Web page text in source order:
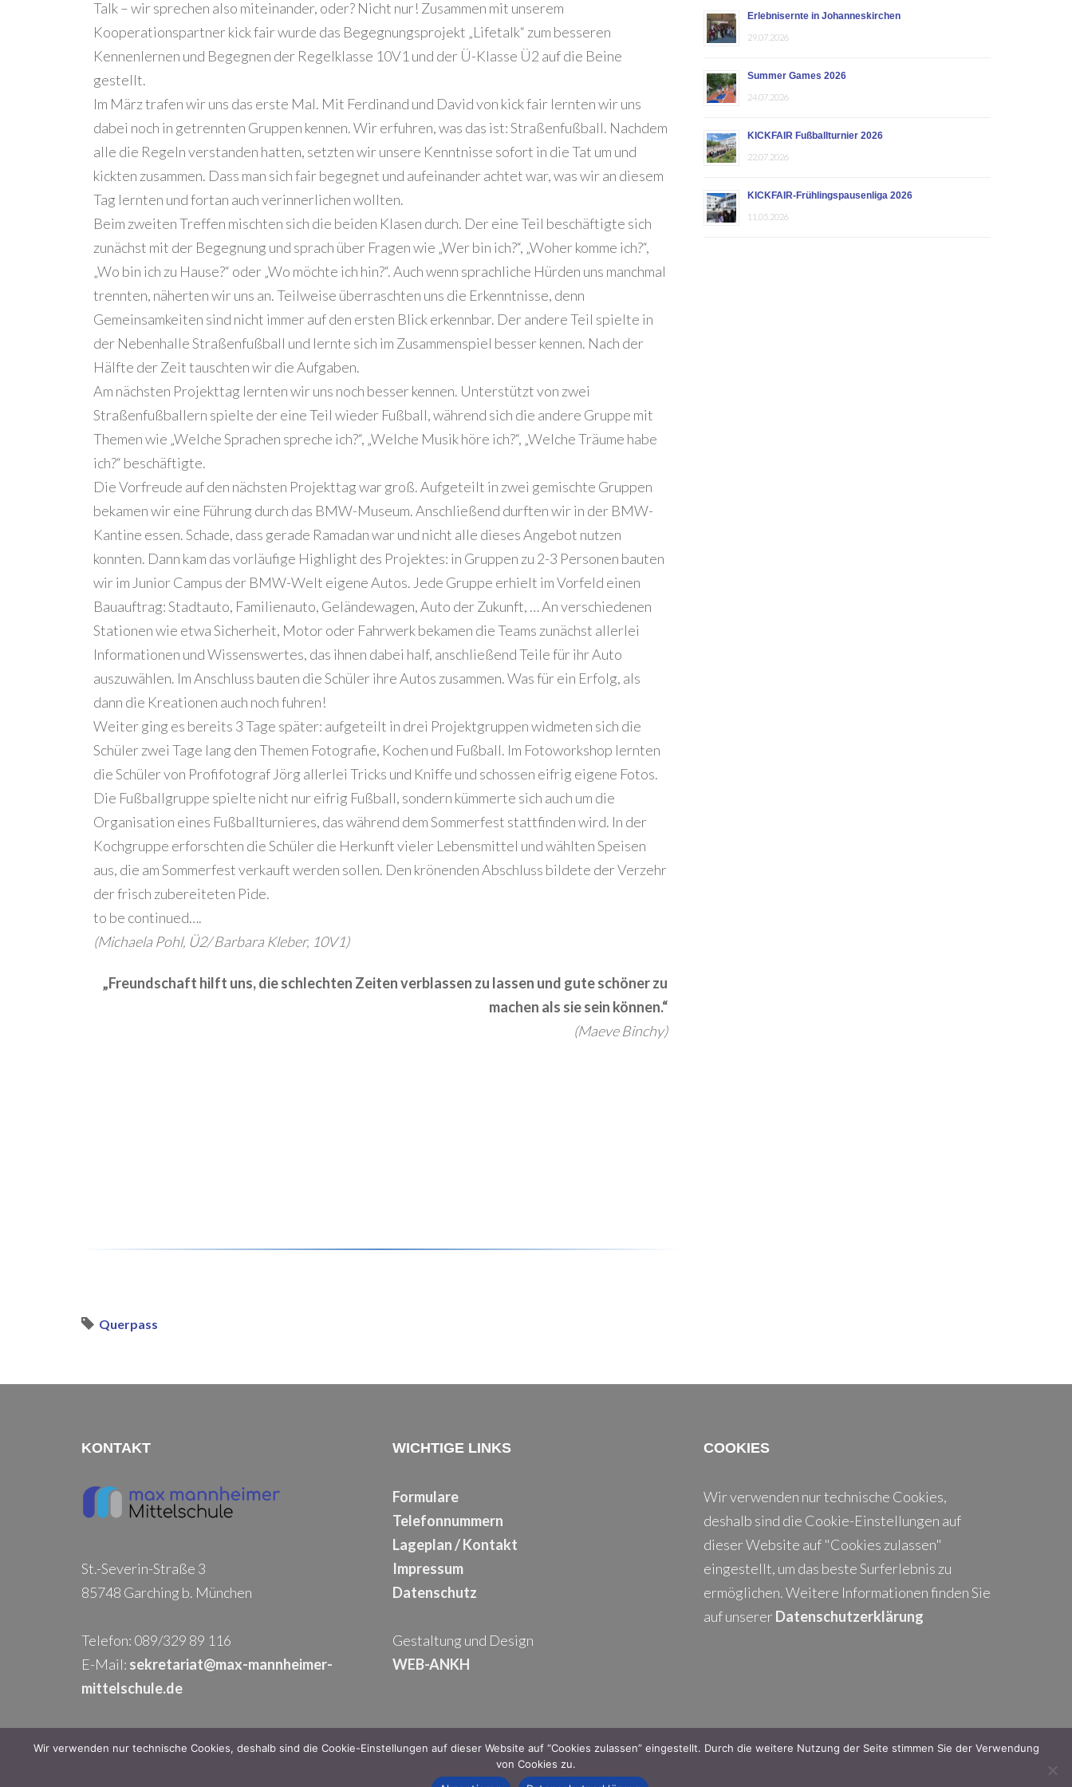
Talk – wir sprechen also miteinander, oder? Nicht nur! Zusammen mit unserem
Kooperationspartner kick fair wurde das Begegnungsprojekt „Lifetalk“ zum besseren
Kennenlernen und Begegnen der Regelklasse 10V1 und der Ü-Klasse Ü2 auf die Beine
gestellt.
Im März trafen wir uns das erste Mal. Mit Ferdinand und David von kick fair lernten wir uns
dabei noch in getrennten Gruppen kennen. Wir erfuhren, was das ist: Straßenfußball. Nachdem
alle die Regeln verstanden hatten, setzten wir unsere Kenntnisse sofort in die Tat um und
kickten zusammen. Dass man sich fair begegnet und aufeinander achtet war, was wir an diesem
Tag lernten und fortan auch verinnerlichen wollten.
Beim zweiten Treffen mischten sich die beiden Klasen durch. Der eine Teil beschäftigte sich
zunächst mit der Begegnung und sprach über Fragen wie „Wer bin ich?“, „Woher komme ich?“,
„Wo bin ich zu Hause?“ oder „Wo möchte ich hin?“. Auch wenn sprachliche Hürden uns manchmal
trennten, näherten wir uns an. Teilweise überraschten uns die Erkenntnisse, denn
Gemeinsamkeiten sind nicht immer auf den ersten Blick erkennbar. Der andere Teil spielte in
der Nebenhalle Straßenfußball und lernte sich im Zusammenspiel besser kennen. Nach der
Hälfte der Zeit tauschten wir die Aufgaben.
Am nächsten Projekttag lernten wir uns noch besser kennen. Unterstützt von zwei
Straßenfußballern spielte der eine Teil wieder Fußball, während sich die andere Gruppe mit
Themen wie „Welche Sprachen spreche ich?“, „Welche Musik höre ich?“, „Welche Träume habe
ich?“ beschäftigte.
Die Vorfreude auf den nächsten Projekttag war groß. Aufgeteilt in zwei gemischte Gruppen
bekamen wir eine Führung durch das BMW-Museum. Anschließend durften wir in der BMW-
Kantine essen. Schade, dass gerade Ramadan war und nicht alle dieses Angebot nutzen
konnten. Dann kam das vorläufige Highlight des Projektes: in Gruppen zu 2-3 Personen bauten
wir im Junior Campus der BMW-Welt eigene Autos. Jede Gruppe erhielt im Vorfeld einen
Bauauftrag: Stadtauto, Familienauto, Geländewagen, Auto der Zukunft, … An verschiedenen
Stationen wie etwa Sicherheit, Motor oder Fahrwerk bekamen die Teams zunächst allerlei
Informationen und Wissenswertes, das ihnen dabei half, anschließend Teile für ihr Auto
auszuwählen. Im Anschluss bauten die Schüler ihre Autos zusammen. Was für ein Erfolg, als
dann die Kreationen auch noch fuhren!
Weiter ging es bereits 3 Tage später: aufgeteilt in drei Projektgruppen widmeten sich die
Schüler zwei Tage lang den Themen Fotografie, Kochen und Fußball. Im Fotoworkshop lernten
die Schüler von Profifotograf Jörg allerlei Tricks und Kniffe und schossen eifrig eigene Fotos.
Die Fußballgruppe spielte nicht nur eifrig Fußball, sondern kümmerte sich auch um die
Organisation eines Fußballturnieres, das während dem Sommerfest stattfinden wird. In der
Kochgruppe erforschten die Schüler die Herkunft vieler Lebensmittel und wählten Speisen
aus, die am Sommerfest verkauft werden sollen. Den krönenden Abschluss bildete der Verzehr
der frisch zubereiteten Pide.
to be continued….
(Michaela Pohl, Ü2/ Barbara Kleber, 10V1)
„Freundschaft hilft uns, die schlechten Zeiten verblassen zu lassen und gute schöner zu
machen als sie sein können.“
(Maeve Binchy)
Querpass
Erlebnisernte in Johanneskirchen
29.07.2026
Summer Games 2026
24.07.2026
KICKFAIR Fußballturnier 2026
22.07.2026
KICKFAIR-Frühlingspausenliga 2026
11.05.2026
KONTAKT
St.-Severin-Straße 3
85748 Garching b. München
Telefon: 089/329 89 116
E-Mail: sekretariat@max-mannheimer-
mittelschule.de
WICHTIGE LINKS
Formulare
Telefonnummern
Lageplan / Kontakt
Impressum
Datenschutz
Gestaltung und Design
WEB-ANKH
COOKIES
Wir verwenden nur technische Cookies,
deshalb sind die Cookie-Einstellungen auf
dieser Website auf "Cookies zulassen"
eingestellt, um das beste Surferlebnis zu
ermöglichen. Weitere Informationen finden Sie
auf unserer Datenschutzerklärung
Wir verwenden nur technische Cookies, deshalb sind die Cookie-Einstellungen auf dieser Website auf “Cookies zulassen” eingestellt. Durch die weitere Nutzung der Seite stimmen Sie der Verwendung
von Cookies zu.